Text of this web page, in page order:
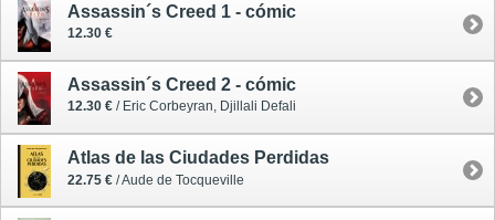
Assassin´s Creed 1 - cómic
12.30 €
Assassin´s Creed 2 - cómic
12.30 € / Eric Corbeyran, Djillali Defali
Atlas de las Ciudades Perdidas
22.75 € / Aude de Tocqueville